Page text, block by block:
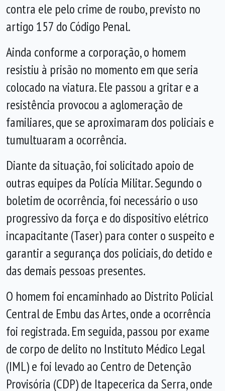
contra ele pelo crime de roubo, previsto no
artigo 157 do Código Penal.
Ainda conforme a corporação, o homem
resistiu à prisão no momento em que seria
colocado na viatura. Ele passou a gritar e a
resistência provocou a aglomeração de
familiares, que se aproximaram dos policiais e
tumultuaram a ocorrência.
Diante da situação, foi solicitado apoio de
outras equipes da Polícia Militar. Segundo o
boletim de ocorrência, foi necessário o uso
progressivo da força e do dispositivo elétrico
incapacitante (Taser) para conter o suspeito e
garantir a segurança dos policiais, do detido e
das demais pessoas presentes.
O homem foi encaminhado ao Distrito Policial
Central de Embu das Artes, onde a ocorrência
foi registrada. Em seguida, passou por exame
de corpo de delito no Instituto Médico Legal
(IML) e foi levado ao Centro de Detenção
Provisória (CDP) de Itapecerica da Serra, onde